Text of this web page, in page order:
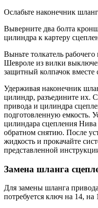
Ослабьте наконечник
Выверните два болта
цилиндра к картеру
Выньте толкатель
Шевроле из вилки
защитный колпачок вместе
Удерживая наконечник
цилиндр, разъедините их.
привода и цилиндра
подготовленную емкость.
цилиндара сцепления
обратном снятию. После
жидкость и прокачайте
представленной
Замена шланга
Для замены шланга
потребуется ключ на 14, на